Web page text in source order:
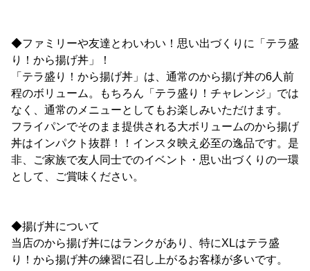
◆ファミリーや友達とわいわい！思い出づくりに「テラ盛
り！から揚げ丼」！
「テラ盛り！から揚げ丼」は、通常のから揚げ丼の6人前
程のボリューム。もちろん「テラ盛り！チャレンジ」では
なく、通常のメニューとしてもお楽しみいただけます。
フライパンでそのまま提供される大ボリュームのから揚げ
丼はインパクト抜群！！インスタ映え必至の逸品です。是
非、ご家族で友人同士でのイベント・思い出づくりの一環
として、ご賞味ください。
◆揚げ丼について
当店のから揚げ丼にはランクがあり、特にXLはテラ盛
り！から揚げ丼の練習に召し上がるお客様が多いです。